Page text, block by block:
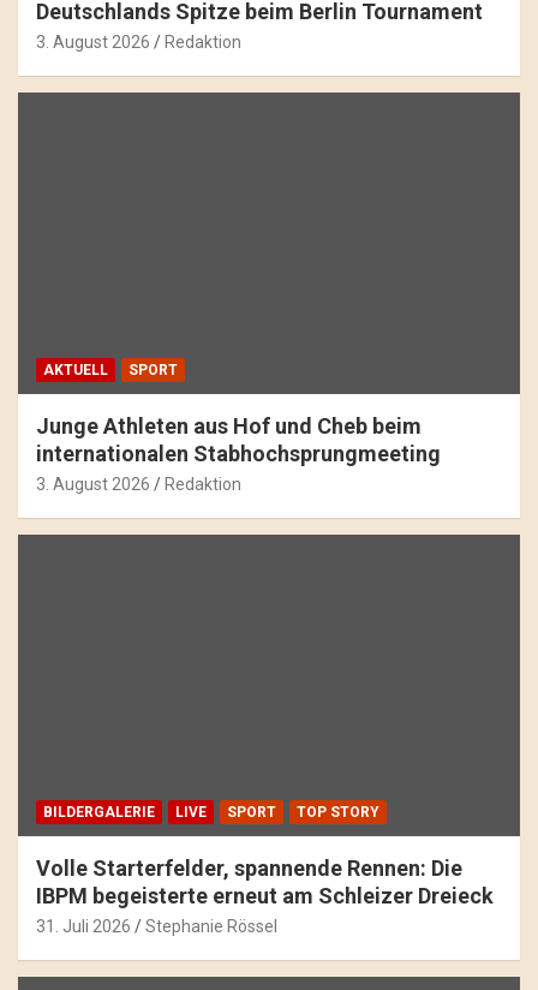
Deutschlands Spitze beim Berlin Tournament
3. August 2026 Redaktion
AKTUELL SPORT
Junge Athleten aus Hof und Cheb beim
internationalen Stabhochsprungmeeting
3. August 2026 Redaktion
BILDERGALERIE LIVE SPORT TOP STORY
Volle Starterfelder, spannende Rennen: Die
IBPM begeisterte erneut am Schleizer Dreieck
31. Juli 2026 Stephanie Rössel